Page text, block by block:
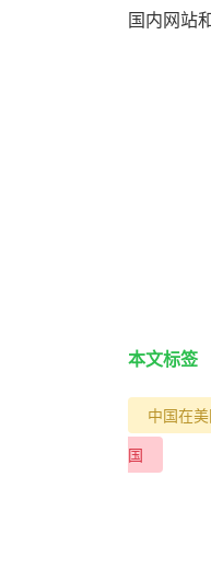
国内网站
本文标签
中国在
国